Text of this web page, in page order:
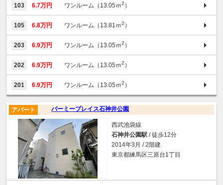
103 6.7万円 ワンルーム（13.05ｍ2 ）
105 6.8万円 ワンルーム（13.81ｍ2 ）
203 6.9万円 ワンルーム（13.05ｍ2 ）
202 6.9万円 ワンルーム（13.05ｍ2 ）
201 6.9万円 ワンルーム（13.05ｍ2 ）
バーミープレイス石神井公園
アパート
西武池袋線
石神井公園駅 / 徒歩12分
2014年3月 / 2階建
東京都練馬区三原台1丁目